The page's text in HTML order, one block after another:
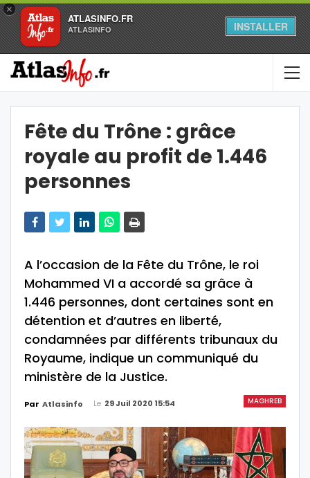
×
ATLASINFO.FR
ATLASINFO INSTALLER
Fête du Trône : grâce
royale au profit de 1.446
personnes
A l’occasion de la Fête du Trône, le roi
Mohammed VI a accordé sa grâce à
1.446 personnes, dont certaines sont en
détention et d’autres en liberté,
condamnées par différents tribunaux du
Royaume, indique un communiqué du
ministère de la Justice.
MAGHREB
Par Atlasinfo Le 29 Juil 2020 15:54